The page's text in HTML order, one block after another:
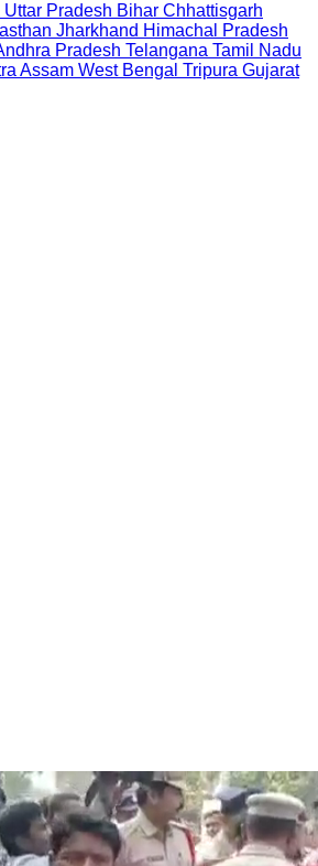
Uttar Pradesh Bihar Chhattisgarh
Jharkhand Himachal Pradesh
Pradesh Telangana Tamil Nadu
Assam West Bengal Tripura Gujarat